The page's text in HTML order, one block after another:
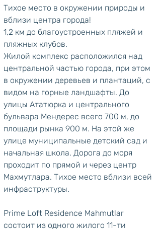
Тихое место в окружении природы и
вблизи центра города!
1,2 км до благоустроенных пляжей и
пляжных клубов.
Жилой комплекс расположился над
центральной частью города, при этом
в окружении деревьев и плантаций, с
видом на горные ландшафты. До
улицы Ататюрка и центрального
бульвара Мендерес всего 700 м, до
площади рынка 900 м. На этой же
улице муниципальные детский сад и
начальная школа. Дорога до моря
проходит по прямой и через центр
Махмутлара. Тихое место вблизи всей
инфраструктуры.
Prime Loft Residence Mahmutlar
состоит из одного жилого 11-ти